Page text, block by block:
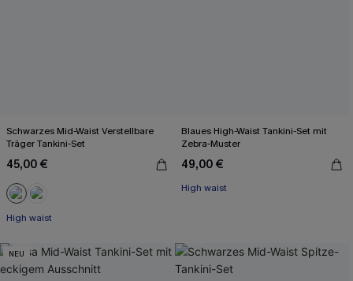
Schwarzes Mid-Waist Verstellbare
Träger Tankini-Set
45,00 €
High waist
Blaues High-Waist Tankini-Set mit
Zebra-Muster
49,00 €
High waist
NEU